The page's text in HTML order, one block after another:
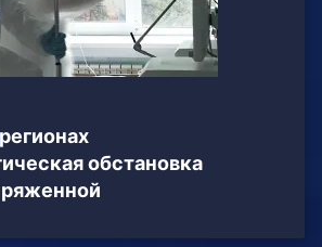
обстановка